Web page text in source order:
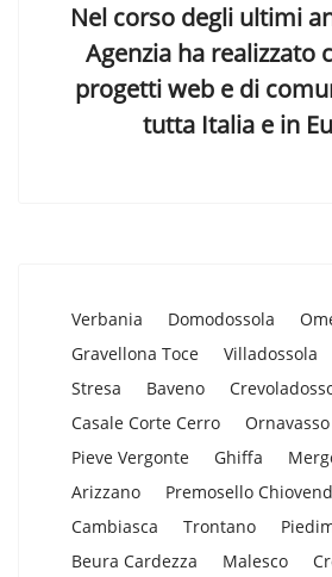
Nel corso degli ultimi
Agenzia ha realizzato
progetti web e di
tutta Italia e in
Verbania Domodossola
Gravellona Toce
Villadossola
Stresa
Baveno
Casale Corte Cerro
Ornavasso
Pieve Vergonte
Ghiffa
Arizzano
Premosello
Cambiasca
Trontano
Beura Cardezza
Malesco